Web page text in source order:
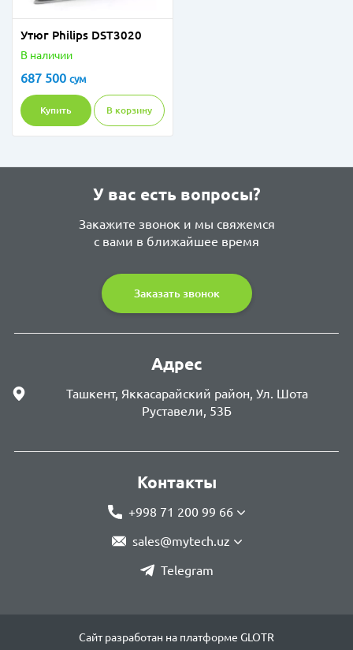
Утюг Philips DST3020
В наличии
687 500 сум
Купить В корзину
У вас есть вопросы?
Закажите звонок и мы свяжемся
с вами в ближайшее время
Заказать звонок
Адрес
Ташкент, Яккасарайский район, Ул. Шота
Руставели, 53Б
Контакты
+998 71 200 99 66
sales@mytech.uz
Telegram
Сайт разработан на платформе GLOTR